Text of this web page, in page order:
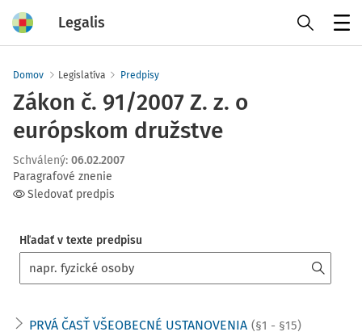
Legalis
Domov Legislatíva Predpisy
Zákon č. 91/2007 Z. z. o
európskom družstve
Schválený: 06.02.2007
Paragrafové znenie
Sledovať predpis
Hľadať v texte predpisu
PRVÁ ČASŤ VŠEOBECNÉ USTANOVENIA (§1 - §15)